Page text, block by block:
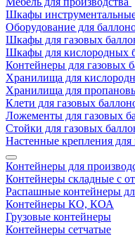
Шкафы
Оборудование для
Шкафы для газовых
Шкафы для кислородных
Контейнеры для газовых
Хранилища для
Хранилища для
Клети для газовых
Ложементы для газовых
Стойки для газовых
Настенные крепления для
Контейнеры для
Контейнеры складные с
Распашные контейнеры
Контейнеры КО, КОА
Грузовые контейнеры
Контейнеры сетчатые